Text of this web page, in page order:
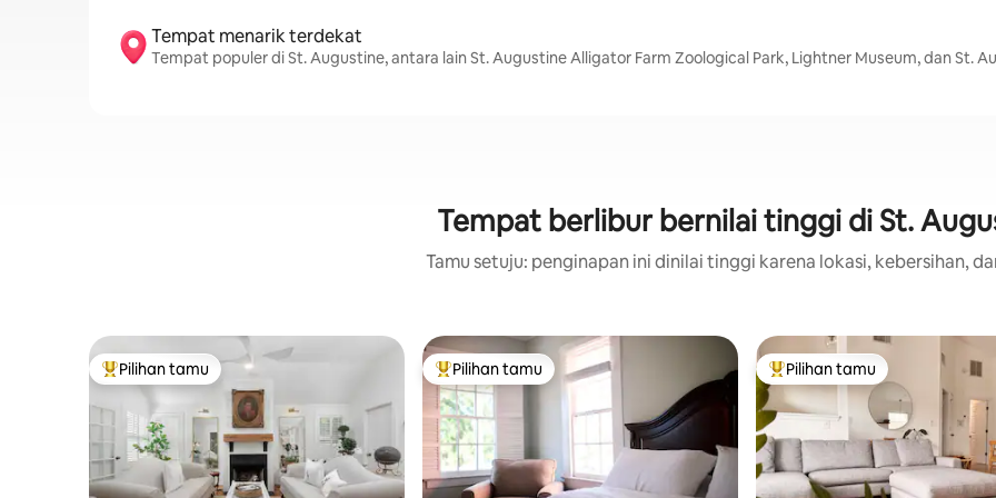
Tempat menarik terdekat
Tempat populer di St. Augustine, antara lain St. Augustine Alligator Farm Zoological Park, Lightner Museum, dan St.
Tempat berlibur bernilai tinggi di St.
Tamu setuju: penginapan ini dinilai tinggi karena lokasi, kebersihan,
Pilihan tamu terpopuler
Pilihan tamu Pilihan tamu terpopuler
Pilihan tamu Pilihan tamu terpopuler
Pilihan tamu